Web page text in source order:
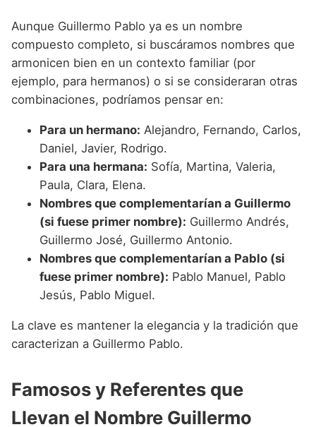
Aunque Guillermo Pablo ya es un nombre
compuesto completo, si buscáramos nombres que
armonicen bien en un contexto familiar (por
ejemplo, para hermanos) o si se consideraran otras
combinaciones, podríamos pensar en:
Para un hermano: Alejandro, Fernando, Carlos,
Daniel, Javier, Rodrigo.
Para una hermana: Sofía, Martina, Valeria,
Paula, Clara, Elena.
Nombres que complementarían a Guillermo
(si fuese primer nombre): Guillermo Andrés,
Guillermo José, Guillermo Antonio.
Nombres que complementarían a Pablo (si
fuese primer nombre): Pablo Manuel, Pablo
Jesús, Pablo Miguel.
La clave es mantener la elegancia y la tradición que
caracterizan a Guillermo Pablo.
Famosos y Referentes que
Llevan el Nombre Guillermo